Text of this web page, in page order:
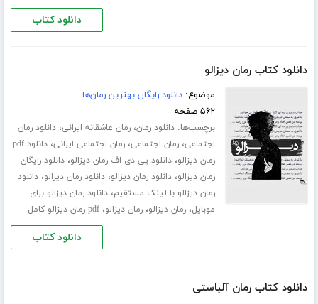
دانلود کتاب
دانلود کتاب رمان دیزالو
موضوع:دانلود رایگان بهترین رمان‌ها
۵۶۲ صفحه
برچسب‌ها:دانلود رمان،رمان عاشقانه ایرانی،دانلود رمان
اجتماعی،رمان اجتماعی،رمان اجتماعی ایرانی،
دانلود pdf
رمان دیزالو،دانلود پی دی اف رمان دیزالو،دانلود رایگان
رمان دیزالو،دانلود رمان دیزالو،دانلود رمان دیزالو،دانلود
رمان دیزالو با لینک مستقیم،دانلود رمان دیزالو برای
موبایل،رمان دیزالو،رمان دیزالو،pdf رمان دیزالو کامل
دانلود کتاب
دانلود کتاب رمان آلباستی